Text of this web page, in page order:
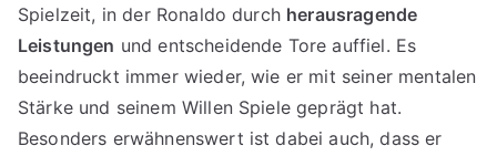
Spielzeit, in der Ronaldo durch herausragende
Leistungen und entscheidende Tore auffiel. Es
beeindruckt immer wieder, wie er mit seiner mentalen
Stärke und seinem Willen Spiele geprägt hat.
Besonders erwähnenswert ist dabei auch, dass er